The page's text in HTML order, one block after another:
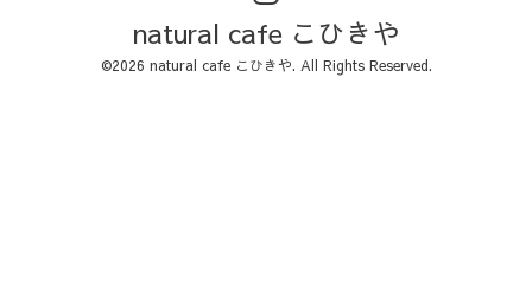
natural cafe こひきや
©2026 natural cafe こひきや. All Rights Reserved.